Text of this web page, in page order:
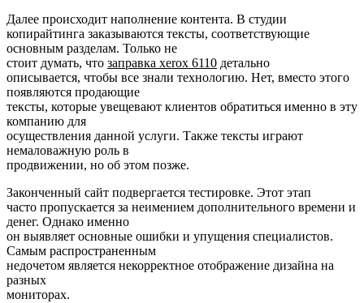
Далее происходит наполнение контента. В студии
копирайтинга заказываются тексты, соответствующие
основным разделам. Только не
стоит думать, что заправка xerox 6110 детально
описывается, чтобы все знали технологию. Нет, вместо этого
появляются продающие
тексты, которые увещевают клиентов обратиться именно в эту
компанию для
осуществления данной услуги. Также тексты играют
немаловажную роль в
продвижении, но об этом позже.
Законченный сайт подвергается тестировке. Этот этап
часто пропускается за неимением дополнительного времени и
денег. Однако именно
он выявляет основные ошибки и упущения специалистов.
Самым распространенным
недочетом является некорректное отображение дизайна на
разных
мониторах.